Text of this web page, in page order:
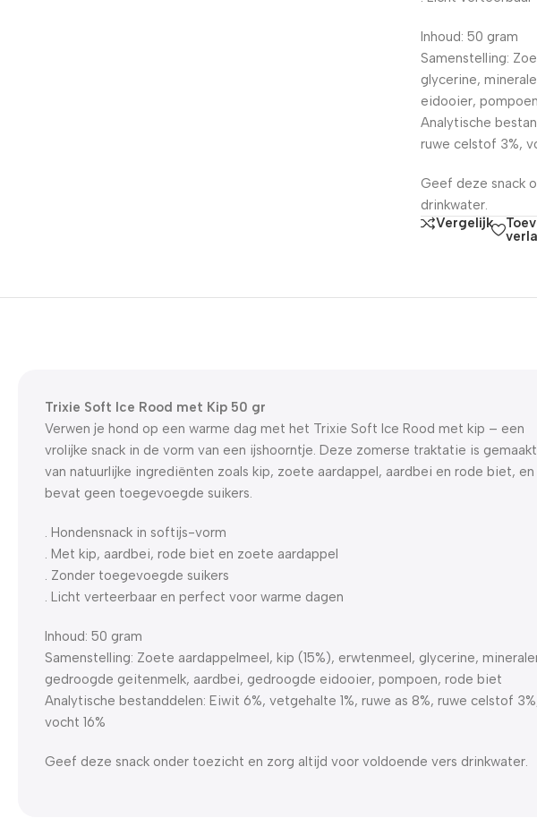
Inhoud: 50 gram
Samenstelling:
glycerine,
eidooier,
Analytische
ruwe celstof 3%,
Geef deze snack
drinkwater.
Vergelijk
Trixie Soft Ice Rood met Kip 50 gr
Verwen je hond op een warme dag met het Trixie Soft Ice Rood met kip – een
vrolijke snack in de vorm van een ijshoorntje. Deze zomerse traktatie is gemaakt
van natuurlijke ingrediënten zoals kip, zoete aardappel, aardbei en rode biet, en
bevat geen toegevoegde suikers.
. Hondensnack in softijs-vorm
. Met kip, aardbei, rode biet en zoete aardappel
. Zonder toegevoegde suikers
. Licht verteerbaar en perfect voor warme dagen
Inhoud: 50 gram
Samenstelling: Zoete aardappelmeel, kip (15%), erwtenmeel, glycerine,
gedroogde geitenmelk, aardbei, gedroogde eidooier, pompoen, rode biet
Analytische bestanddelen: Eiwit 6%, vetgehalte 1%, ruwe as 8%, ruwe celstof
vocht 16%
Geef deze snack onder toezicht en zorg altijd voor voldoende vers drinkwater.